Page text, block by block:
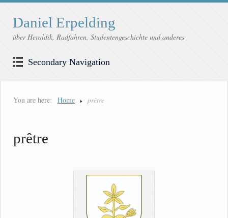
Daniel Erpelding
über Heraldik, Radfahren, Studentengeschichte und anderes
Secondary Navigation
You are here: Home prêtre
prêtre